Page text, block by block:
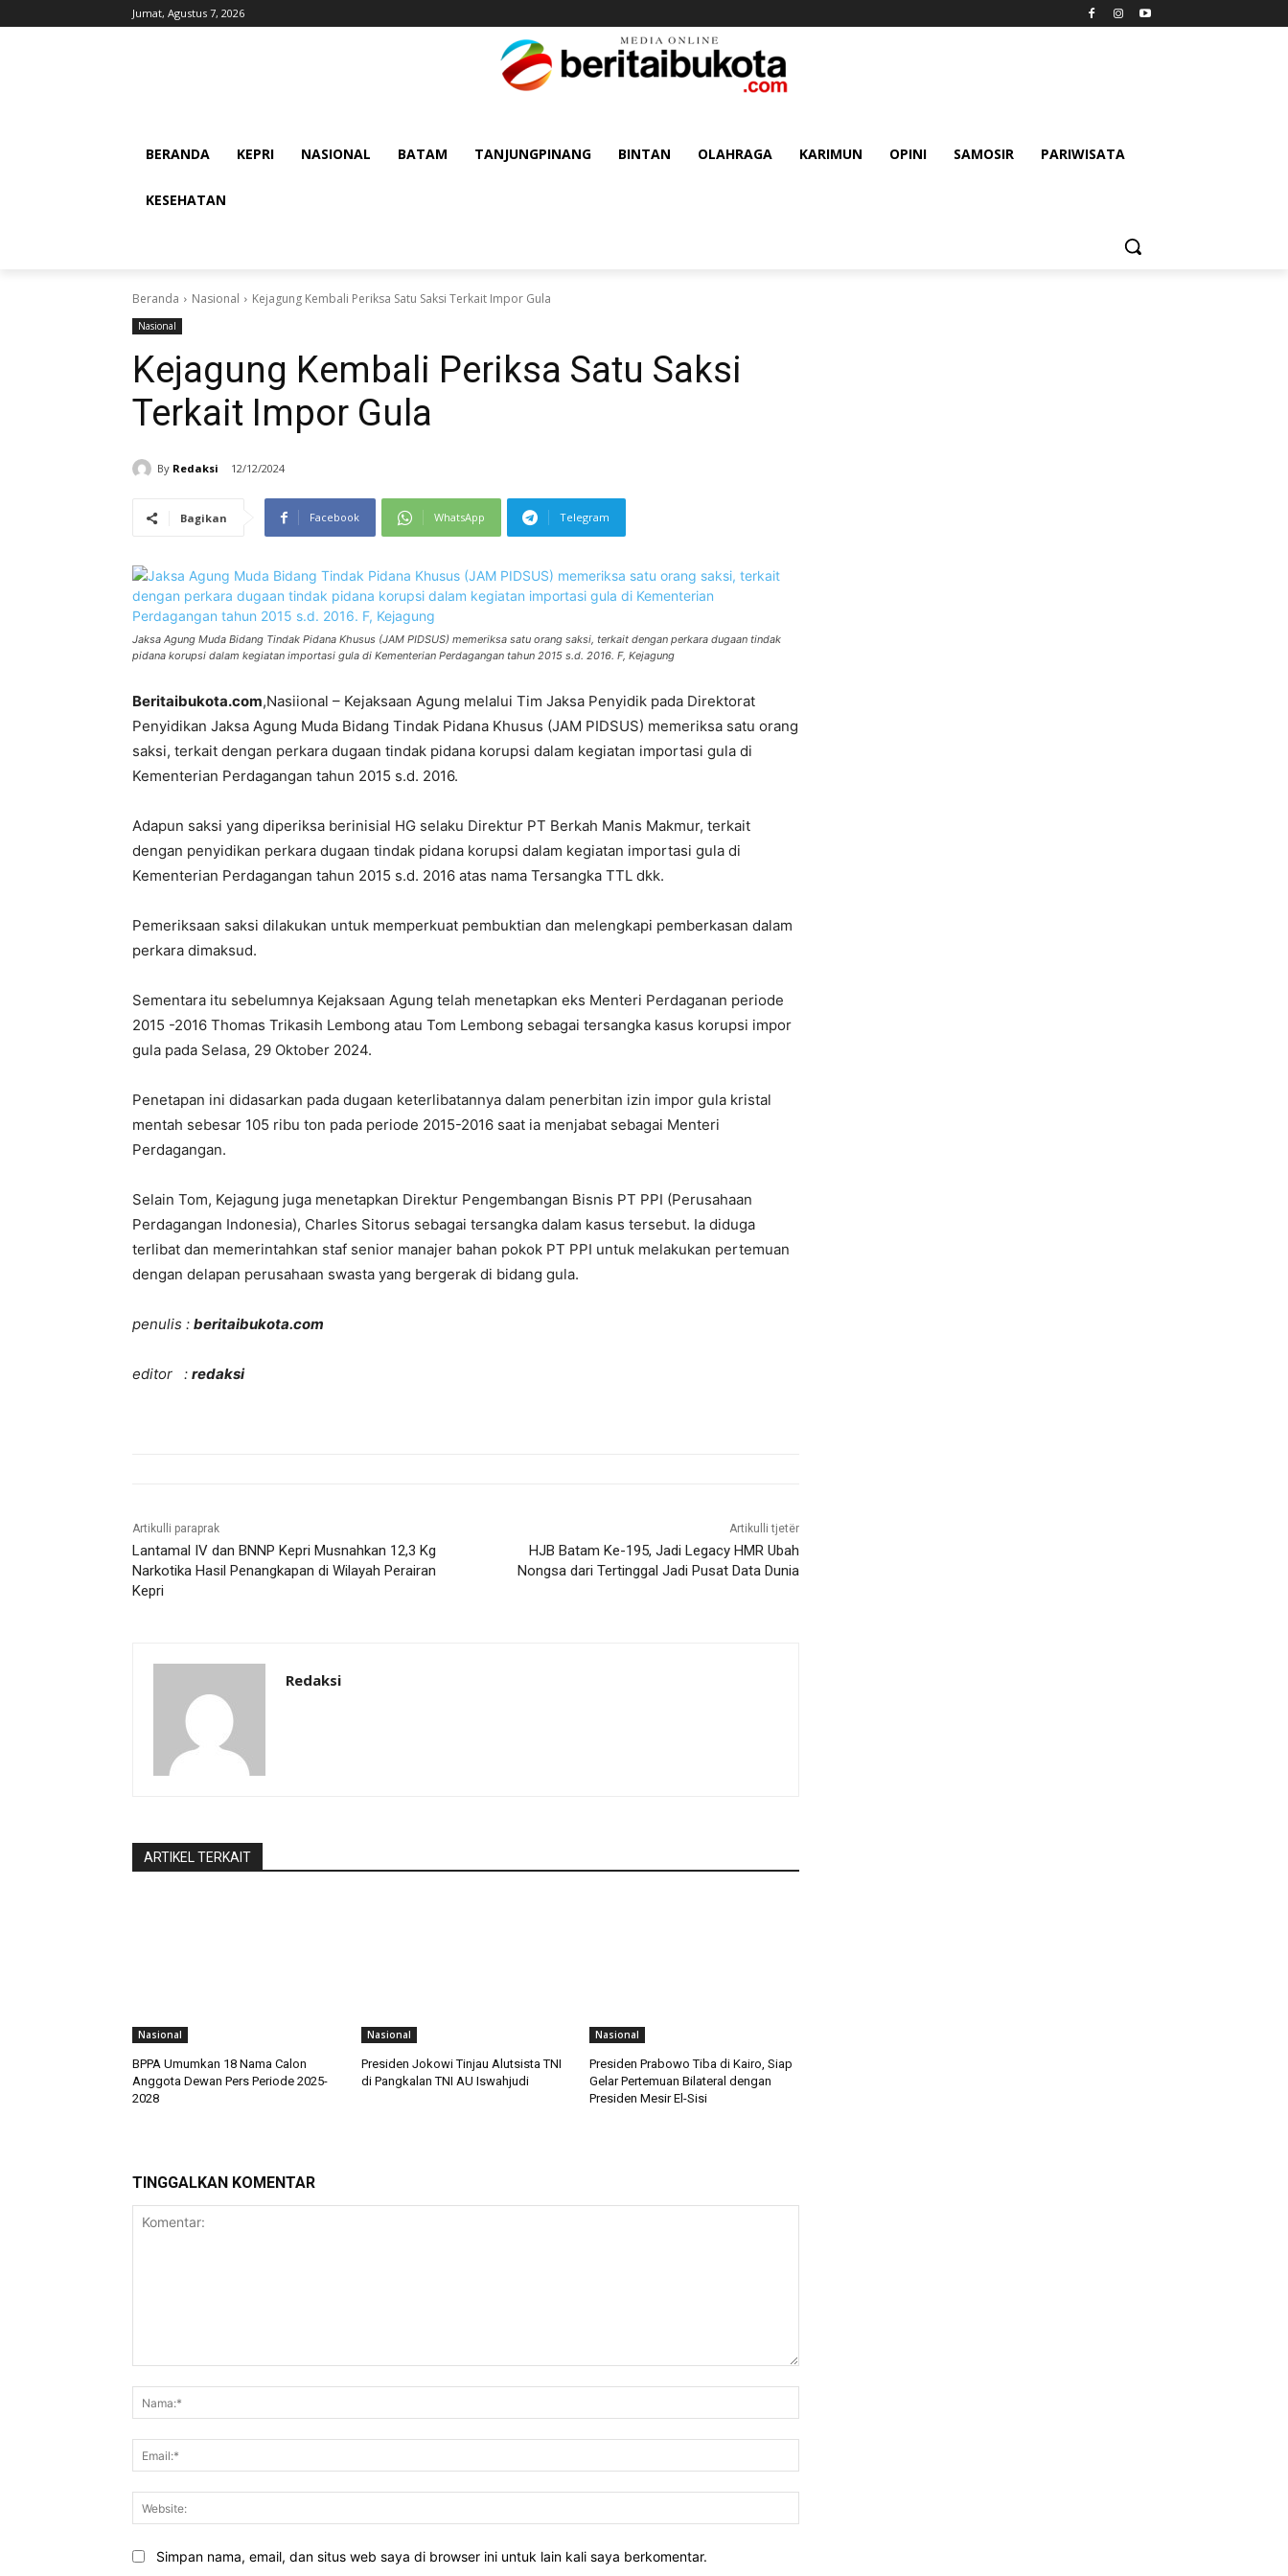
Jumat, Agustus 7, 2026
BERANDA KEPRI NASIONAL BATAM TANJUNGPINANG BINTAN OLAHRAGA KARIMUN OPINI SAMOSIR PARIWISATA
KESEHATAN
Beranda Nasional Kejagung Kembali Periksa Satu Saksi Terkait Impor Gula
Nasional
Kejagung Kembali Periksa Satu Saksi
Terkait Impor Gula
By Redaksi 12/12/2024
Bagikan Facebook WhatsApp Telegram
Jaksa Agung Muda Bidang Tindak Pidana Khusus (JAM PIDSUS) memeriksa satu orang saksi, terkait dengan perkara dugaan tindak
pidana korupsi dalam kegiatan importasi gula di Kementerian Perdagangan tahun 2015 s.d. 2016. F, Kejagung
Beritaibukota.com,Nasiional – Kejaksaan Agung melalui Tim Jaksa Penyidik pada Direktorat
Penyidikan Jaksa Agung Muda Bidang Tindak Pidana Khusus (JAM PIDSUS) memeriksa satu orang
saksi, terkait dengan perkara dugaan tindak pidana korupsi dalam kegiatan importasi gula di
Kementerian Perdagangan tahun 2015 s.d. 2016.
Adapun saksi yang diperiksa berinisial HG selaku Direktur PT Berkah Manis Makmur, terkait
dengan penyidikan perkara dugaan tindak pidana korupsi dalam kegiatan importasi gula di
Kementerian Perdagangan tahun 2015 s.d. 2016 atas nama Tersangka TTL dkk.
Pemeriksaan saksi dilakukan untuk memperkuat pembuktian dan melengkapi pemberkasan dalam
perkara dimaksud.
Sementara itu sebelumnya Kejaksaan Agung telah menetapkan eks Menteri Perdaganan periode
2015 -2016 Thomas Trikasih Lembong atau Tom Lembong sebagai tersangka kasus korupsi impor
gula pada Selasa, 29 Oktober 2024.
Penetapan ini didasarkan pada dugaan keterlibatannya dalam penerbitan izin impor gula kristal
mentah sebesar 105 ribu ton pada periode 2015-2016 saat ia menjabat sebagai Menteri
Perdagangan.
Selain Tom, Kejagung juga menetapkan Direktur Pengembangan Bisnis PT PPI (Perusahaan
Perdagangan Indonesia), Charles Sitorus sebagai tersangka dalam kasus tersebut. Ia diduga
terlibat dan memerintahkan staf senior manajer bahan pokok PT PPI untuk melakukan pertemuan
dengan delapan perusahaan swasta yang bergerak di bidang gula.
penulis : beritaibukota.com
editor : redaksi
Artikulli paraprak
Lantamal IV dan BNNP Kepri Musnahkan 12,3 Kg
Narkotika Hasil Penangkapan di Wilayah Perairan
Kepri
Artikulli tjetër
HJB Batam Ke-195, Jadi Legacy HMR Ubah
Nongsa dari Tertinggal Jadi Pusat Data Dunia
Redaksi
ARTIKEL TERKAIT
Nasional
BPPA Umumkan 18 Nama Calon
Anggota Dewan Pers Periode 2025-
2028
Nasional
Presiden Jokowi Tinjau Alutsista TNI
di Pangkalan TNI AU Iswahjudi
Nasional
Presiden Prabowo Tiba di Kairo, Siap
Gelar Pertemuan Bilateral dengan
Presiden Mesir El-Sisi
TINGGALKAN KOMENTAR
Simpan nama, email, dan situs web saya di browser ini untuk lain kali saya berkomentar.